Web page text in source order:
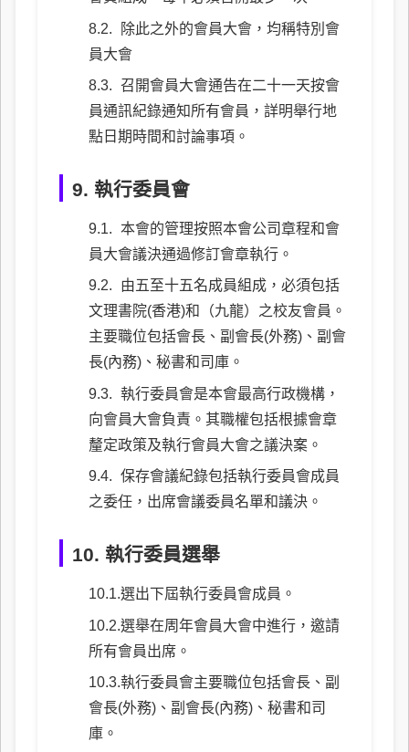
除此之外的會員大會，均稱特別會
員大會
召開會員大會通告在二十一天按會
員通訊紀錄通知所有會員，詳明舉行地
點日期時間和討論事項。
9. 執行委員會
本會的管理按照本會公司章程和會
員大會議決通過修訂會章執行。
由五至十五名成員組成，必須包括
文理書院(香港)和（九龍）之校友會員。
主要職位包括會長、副會長(外務)、副會
長(內務)、秘書和司庫。
執行委員會是本會最高行政機構，
向會員大會負責。其職權包括根據會章
釐定政策及執行會員大會之議決案。
保存會議紀錄包括執行委員會成員
之委任，出席會議委員名單和議決。
10. 執行委員選舉
選出下屆執行委員會成員。
選舉在周年會員大會中進行，邀請
所有會員出席。
執行委員會主要職位包括會長、副
會長(外務)、副會長(內務)、秘書和司
庫。